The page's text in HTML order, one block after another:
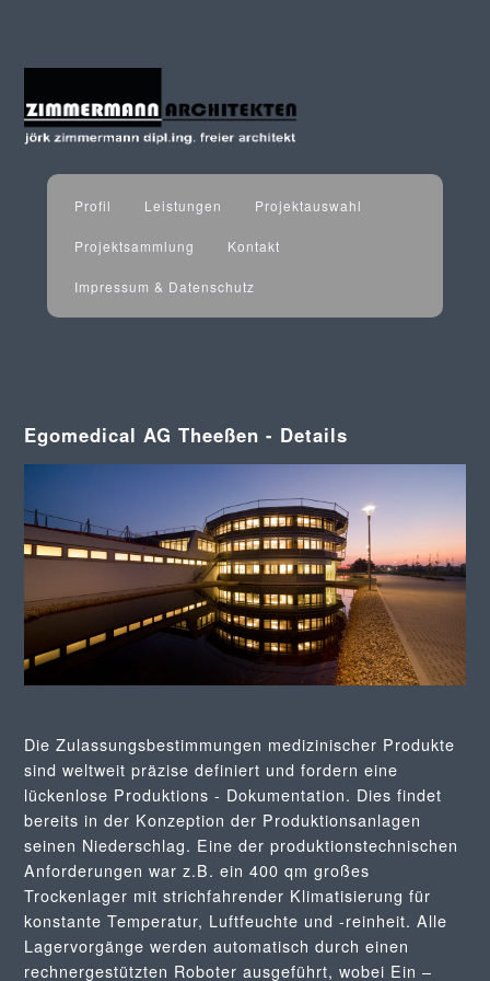
Profil Leistungen Projektauswahl
Projektsammlung Kontakt
Impressum & Datenschutz
Egomedical AG Theeßen - Details
Die Zulassungsbestimmungen medizinischer Produkte
sind weltweit präzise definiert und fordern eine
lückenlose Produktions - Dokumentation. Dies findet
bereits in der Konzeption der Produktionsanlagen
seinen Niederschlag. Eine der produktionstechnischen
Anforderungen war z.B. ein 400 qm großes
Trockenlager mit strichfahrender Klimatisierung für
konstante Temperatur, Luftfeuchte und -reinheit. Alle
Lagervorgänge werden automatisch durch einen
rechnergestützten Roboter ausgeführt, wobei Ein –